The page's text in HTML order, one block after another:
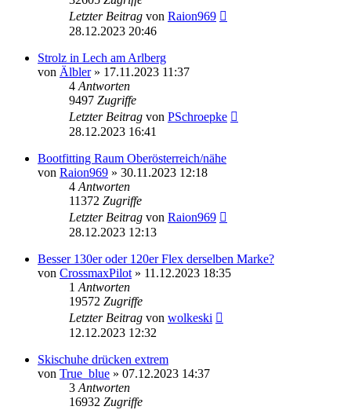
Letzter Beitrag von Raion969
28.12.2023 20:46
Strolz in Lech am Arlberg
von Älbler» 17.11.2023 11:37
4 Antworten
9497 Zugriffe
Letzter Beitrag von PSchroepke
28.12.2023 16:41
Bootfitting Raum Oberösterreich/nähe
von Raion969 » 30.11.2023 12:18
4 Antworten
11372 Zugriffe
Letzter Beitrag von Raion969
28.12.2023 12:13
Besser 130er oder 120er Flex derselben Marke?
von CrossmaxPilot » 11.12.2023 18:35
1 Antworten
19572 Zugriffe
Letzter Beitrag von wolkeski
12.12.2023 12:32
Skischuhe drücken extrem
von True_blue » 07.12.2023 14:37
3 Antworten
16932 Zugriffe